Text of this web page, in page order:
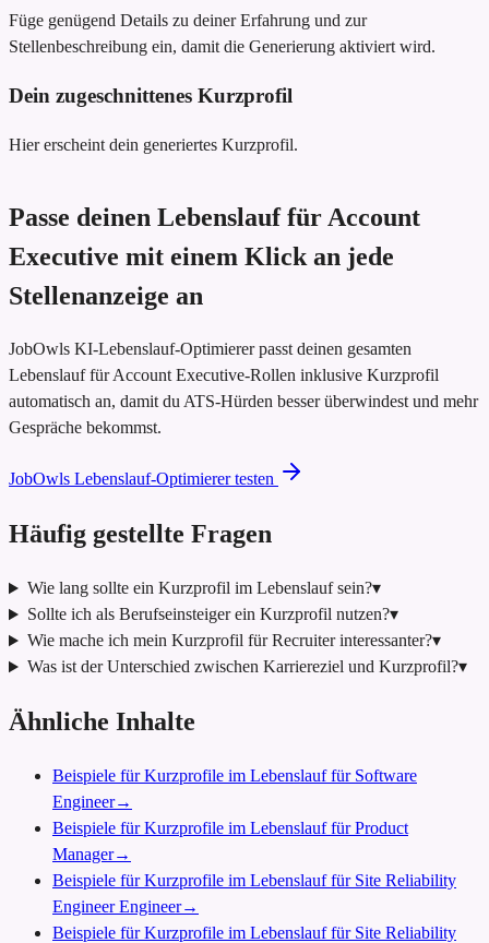
Füge genügend Details zu deiner Erfahrung und zur
Stellenbeschreibung ein, damit die Generierung aktiviert wird.
Dein zugeschnittenes Kurzprofil
Hier erscheint dein generiertes Kurzprofil.
Passe deinen Lebenslauf für Account
Executive mit einem Klick an jede
Stellenanzeige an
JobOwls KI-Lebenslauf-Optimierer passt deinen gesamten
Lebenslauf für Account Executive-Rollen inklusive Kurzprofil
automatisch an, damit du ATS-Hürden besser überwindest und mehr
Gespräche bekommst.
JobOwls Lebenslauf-Optimierer testen
Häufig gestellte Fragen
Wie lang sollte ein Kurzprofil im Lebenslauf sein?▾
Sollte ich als Berufseinsteiger ein Kurzprofil nutzen?▾
Wie mache ich mein Kurzprofil für Recruiter interessanter?▾
Was ist der Unterschied zwischen Karriereziel und Kurzprofil?▾
Ähnliche Inhalte
Beispiele für Kurzprofile im Lebenslauf für Software
Engineer→
Beispiele für Kurzprofile im Lebenslauf für Product
Manager→
Beispiele für Kurzprofile im Lebenslauf für Site Reliability
Engineer Engineer→
Beispiele für Kurzprofile im Lebenslauf für Site Reliability